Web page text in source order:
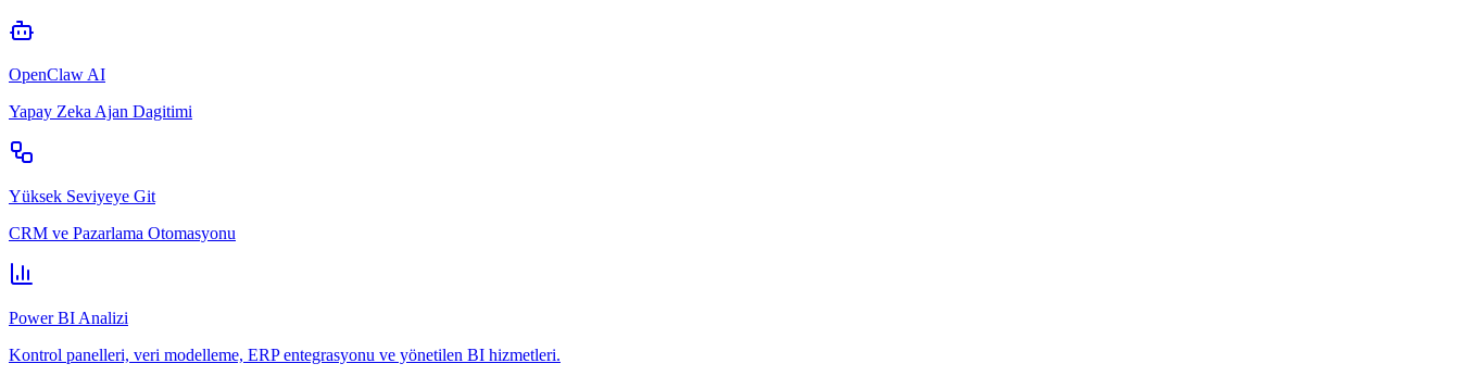
OpenClaw AI
Yapay Zeka Ajan Dagitimi
Yüksek Seviyeye Git
CRM ve Pazarlama Otomasyonu
Power BI Analizi
Kontrol panelleri, veri modelleme, ERP entegrasyonu ve yönetilen BI hizmetleri.